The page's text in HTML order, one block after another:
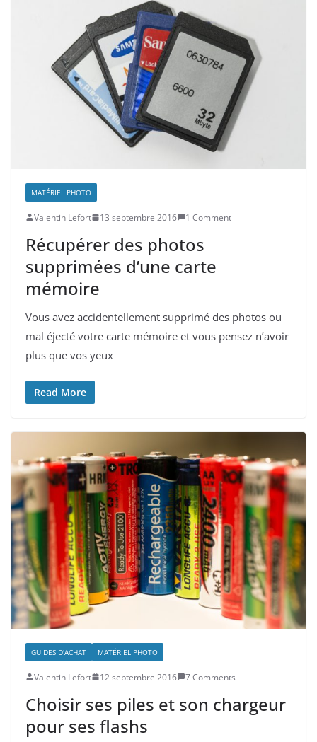
MATÉRIEL PHOTO
Valentin Lefort 13 septembre 2016 1 Comment
Récupérer des photos
supprimées d’une carte
mémoire
Vous avez accidentellement supprimé des photos ou
mal éjecté votre carte mémoire et vous pensez n’avoir
plus que vos yeux
Read More
GUIDES D'ACHAT MATÉRIEL PHOTO
Valentin Lefort 12 septembre 2016 7 Comments
Choisir ses piles et son chargeur
pour ses flashs